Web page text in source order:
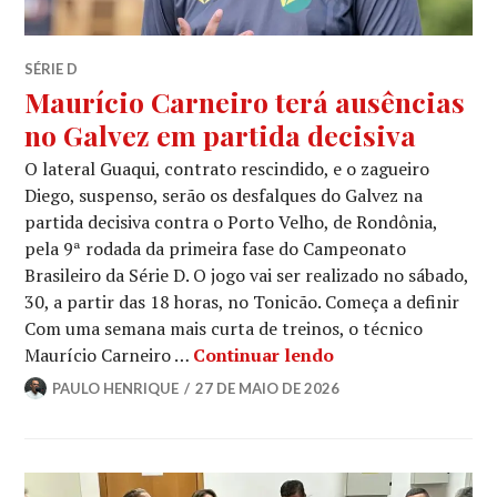
SÉRIE D
Maurício Carneiro terá ausências
no Galvez em partida decisiva
O lateral Guaqui, contrato rescindido, e o zagueiro
Diego, suspenso, serão os desfalques do Galvez na
partida decisiva contra o Porto Velho, de Rondônia,
pela 9ª rodada da primeira fase do Campeonato
Brasileiro da Série D. O jogo vai ser realizado no sábado,
30, a partir das 18 horas, no Tonicão. Começa a definir
Com uma semana mais curta de treinos, o técnico
Maurício Carneiro … Continuar lendo
PAULO HENRIQUE 27 DE MAIO DE 2026